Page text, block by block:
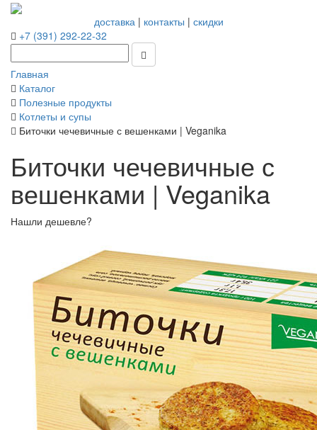
доставка| контакты | скидки
+7 (391) 292-22-32
Главная
Каталог
Полезные продукты
Котлеты и супы
Биточки чечевичные с вешенками | Veganika
Биточки чечевичные с
вешенками | Veganika
Нашли дешевле?